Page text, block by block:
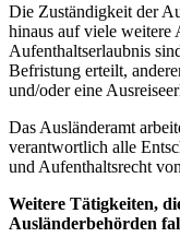
Die Zuständigkeit der
hinaus auf viele weitere
Aufenthaltserlaubnis
Befristung erteilt,
und/oder eine
Das Ausländeramt
verantwortlich alle
und Aufenthaltsrecht
Weitere Tätigkeiten,
Ausländerbehörden